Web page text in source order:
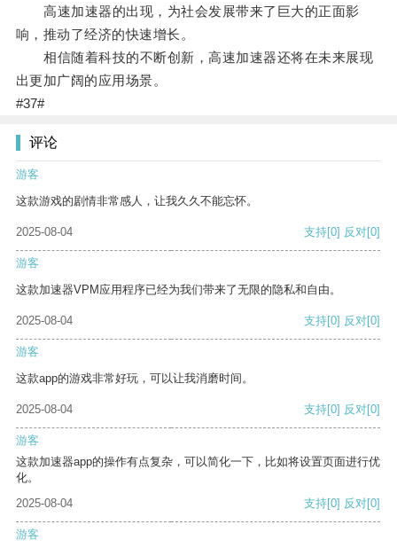
高速加速器的出现，为社会发展带来了巨大的正面影
响，推动了经济的快速增长。
相信随着科技的不断创新，高速加速器还将在未来展现
出更加广阔的应用场景。
#37#
评论
游客
这款游戏的剧情非常感人，让我久久不能忘怀。
2025-08-04 支持[0] 反对[0]
游客
这款加速器VPM应用程序已经为我们带来了无限的隐私和自由。
2025-08-04 支持[0] 反对[0]
游客
这款app的游戏非常好玩，可以让我消磨时间。
2025-08-04 支持[0] 反对[0]
游客
这款加速器app的操作有点复杂，可以简化一下，比如将设置页面进行优
化。
2025-08-04
支持[0] 反对[0]
游客